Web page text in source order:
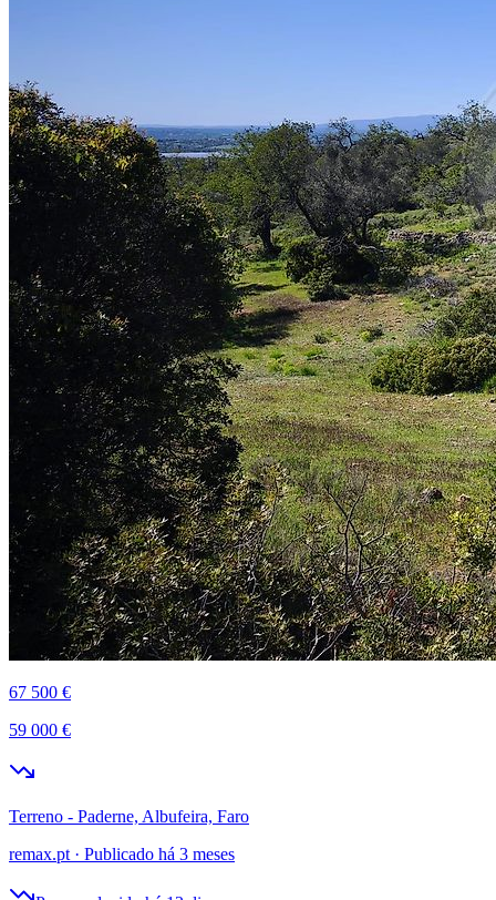
67 500 €
59 000 €
Terreno - Paderne, Albufeira, Faro
remax.pt · Publicado há 3 meses